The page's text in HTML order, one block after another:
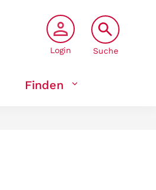
Suche
Login
Finden